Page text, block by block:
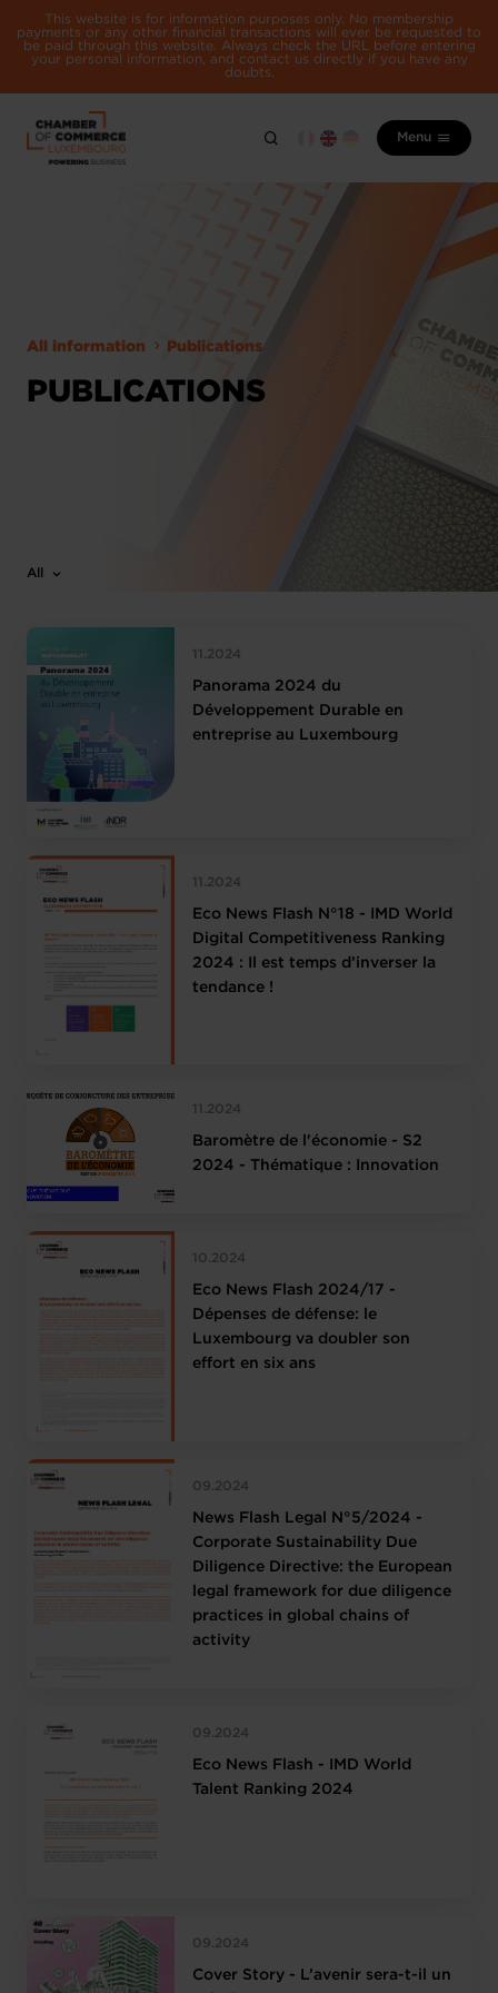
This website is for information purposes only. No membership
payments or any other financial transactions will ever be requested to
be paid through this website. Always check the URL before entering
your personal information, and contact us directly if you have any
doubts.
Menu
All information Publications
PUBLICATIONS
All
11.2024
Panorama 2024 du
Développement Durable en
entreprise au Luxembourg
11.2024
Eco News Flash N°18 - IMD World
Digital Competitiveness Ranking
2024 : Il est temps d’inverser la
tendance !
11.2024
Baromètre de l'économie - S2
2024 - Thématique : Innovation
10.2024
Eco News Flash 2024/17 -
Dépenses de défense: le
Luxembourg va doubler son
effort en six ans
09.2024
News Flash Legal N°5/2024 -
Corporate Sustainability Due
Diligence Directive: the European
legal framework for due diligence
practices in global chains of
activity
09.2024
Eco News Flash - IMD World
Talent Ranking 2024
09.2024
Cover Story - L’avenir sera-t-il un